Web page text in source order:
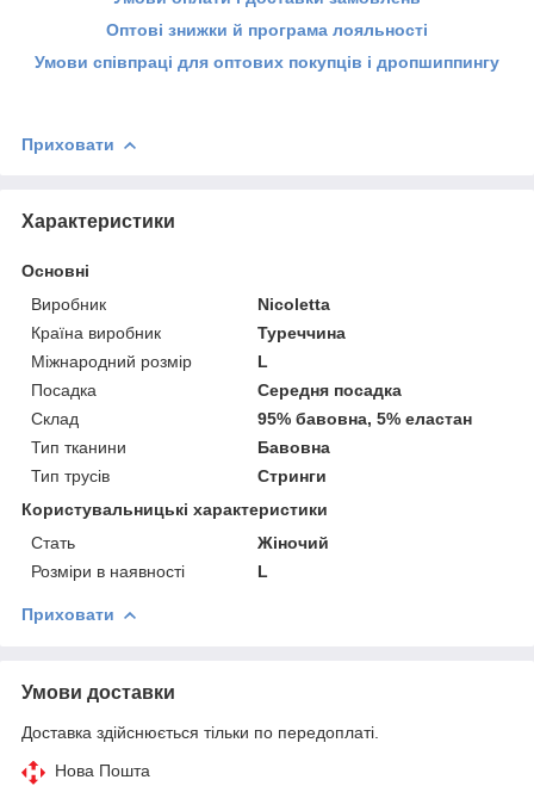
Оптові знижки й програма лояльності
Умови співпраці для оптових покупців і дропшиппингу
Приховати
Характеристики
Основні
Виробник
Nicoletta
Країна виробник
Туреччина
Міжнародний розмір
L
Посадка
Середня посадка
Склад
95% бавовна, 5% еластан
Тип тканини
Бавовна
Тип трусів
Стринги
Користувальницькі характеристики
Cтать
Жіночий
Розміри в наявності
L
Приховати
Умови доставки
Доставка здійснюється тільки по передоплаті.
Нова Пошта